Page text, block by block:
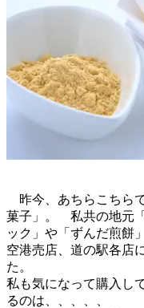
昨今、あちらこちら
菓子」。 私共の地元
ック」や「ずんだ煎餅
空港売店、道の駅各店
た。
私も気になって購入し
るのは、、、、、